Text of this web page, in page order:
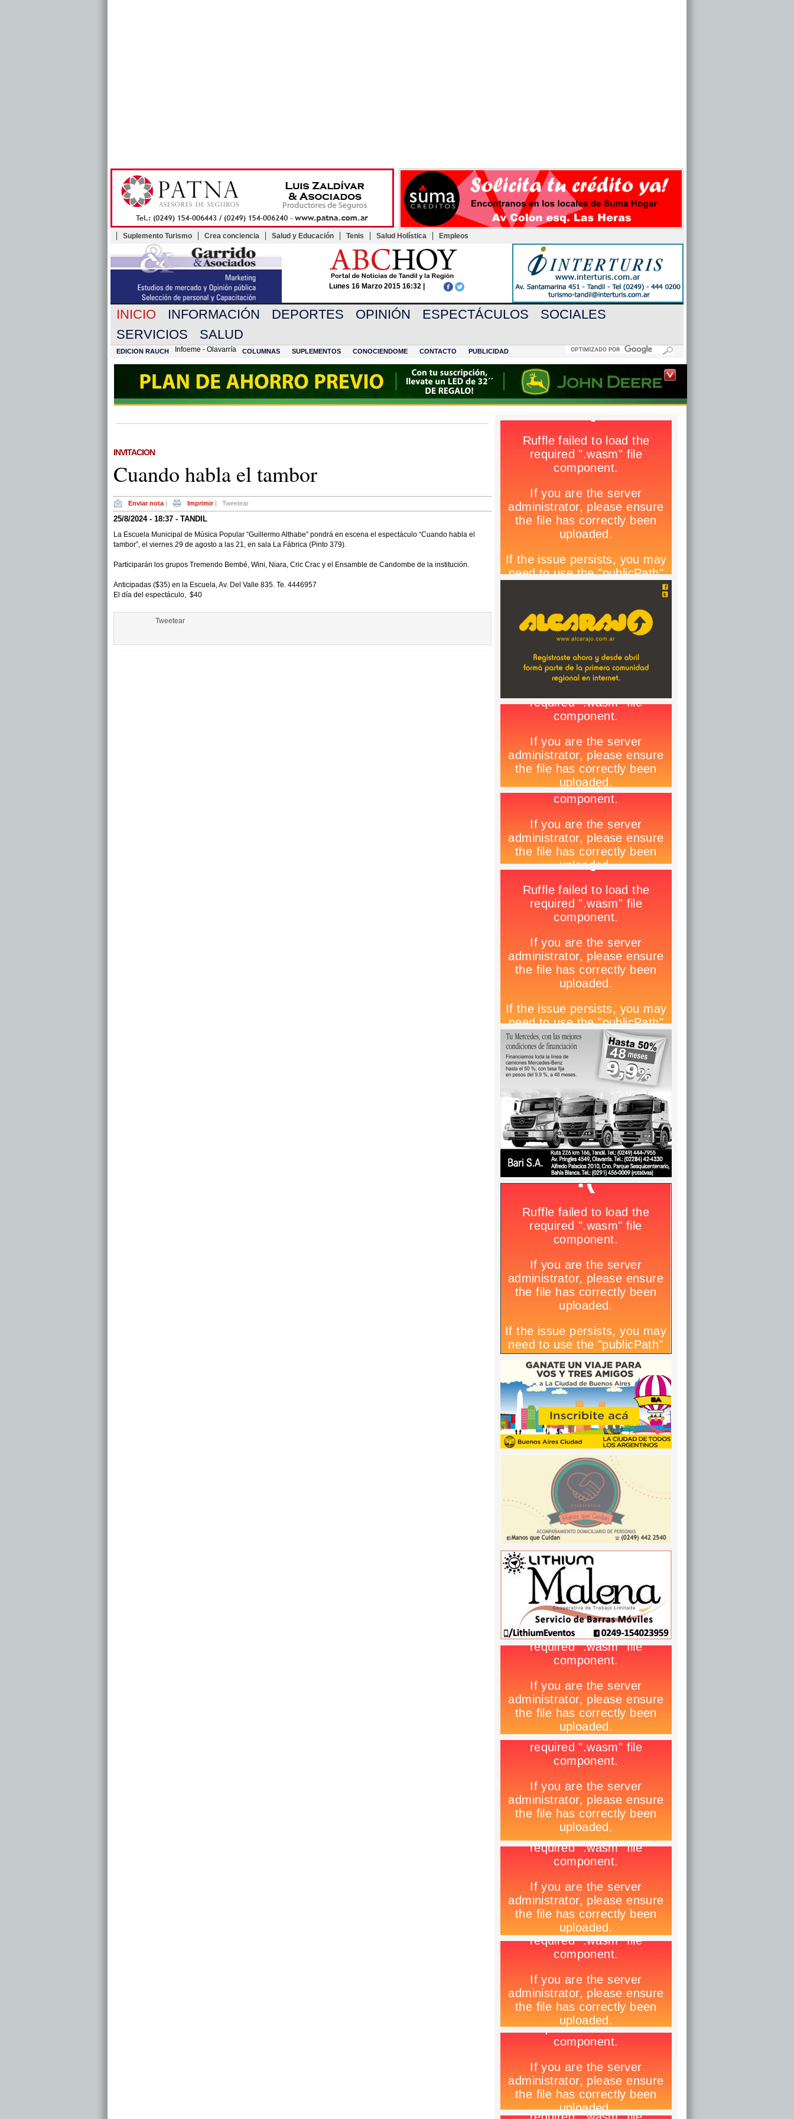
Suplemento Turismo Crea conciencia Salud y Educación Tenis Salud Holística Empleos
Lunes 16 Marzo 2015 16:32 |
INICIO INFORMACIÓN DEPORTES OPINIÓN ESPECTÁCULOS
SOCIALES
SERVICIOS
SALUD
EDICION RAUCH Infoeme - Olavarría COLUMNAS SUPLEMENTOS CONOCIENDOME CONTACTO PUBLICIDAD
INVITACION
Cuando habla el tambor
Enviar nota | Imprimir| Tweetear
25/8/2024 - 18:37 - TANDIL
La Escuela Municipal de Música Popular “Guillermo Althabe” pondrá en escena el espectáculo “Cuando habla el
tambor”, el viernes 29 de agosto a las 21, en sala La Fábrica (Pinto 379).
Participarán los grupos Tremendo Bembé, Wini, Niara, Cric Crac y el Ensamble de Candombe de la institución.
Anticipadas ($35) en la Escuela, Av. Del Valle 835. Te. 4446957
El día del espectáculo, $40
Tweetear